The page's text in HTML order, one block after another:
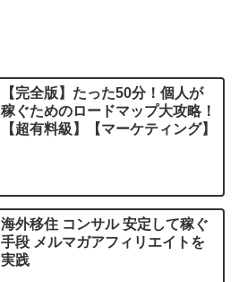
【完全版】たった50分！個人が
稼ぐためのロードマップ大攻略！
【超有料級】【マーケティング】
海外移住 コンサル 安定して稼ぐ
手段 メルマガアフィリエイトを
実践